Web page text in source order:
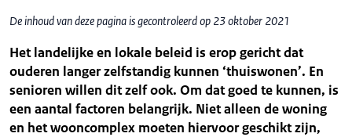
De inhoud van deze pagina is gecontroleerd op 23 oktober 2021
Het landelijke en lokale beleid is erop gericht dat
ouderen langer zelfstandig kunnen ‘thuiswonen’. En
senioren willen dit zelf ook. Om dat goed te kunnen, is
een aantal factoren belangrijk. Niet alleen de woning
en het wooncomplex moeten hiervoor geschikt zijn,